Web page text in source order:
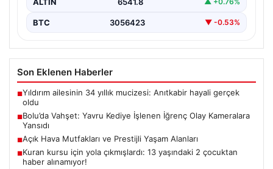
BTC 3056423 ▼ -0.53%
Son Eklenen Haberler
■Yıldırım ailesinin 34 yıllık mucizesi: Anıtkabir hayali gerçek
oldu
■Bolu’da Vahşet: Yavru Kediye İşlenen İğrenç Olay Kameralara
Yansıdı
■Açık Hava Mutfakları ve Prestijli Yaşam Alanları
■Kuran kursu için yola çıkmışlardı: 13 yaşındaki 2 çocuktan
haber alınamıyor!